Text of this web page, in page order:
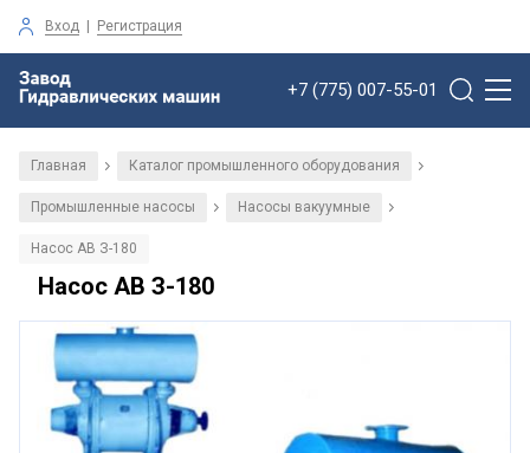
Вход | Регистрация
+7 (775) 007-55-01
Главная / Каталог промышленного оборудования /
Промышленные насосы / Насосы вакуумные /
Насос АВ З-180
Насос АВ З-180